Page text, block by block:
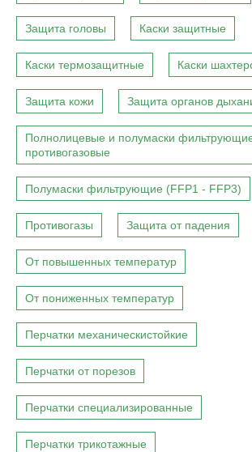
Защита головы Каски защитные
Каски термозащитные Каски
Защита кожи Защита органов
Полнолицевые и полумаски
противогазовые
Полумаски фильтрующие (FFP1 - FFP3)
Противогазы Защита от падения
От повышенных температур
От пониженных температур
Перчатки механическистойкие
Перчатки от порезов
Перчатки специализированные
Перчатки трикотажные